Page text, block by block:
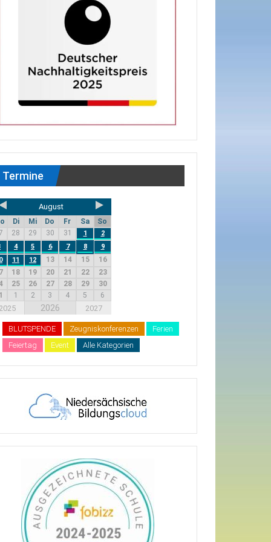
Termine
August
Di Mi Do Fr Sa
So
28 29 30 31 1
2
4 5 6 7 8
9
11 12 13 14 15
16
18 19 20 21 22
23
25 26 27 28 29
30
1 2 3 4 5 6
2025 2026 2027
BLUTSPENDE Zeugniskonferenzen
Ferien
Feiertag
Event Alle Kategorien